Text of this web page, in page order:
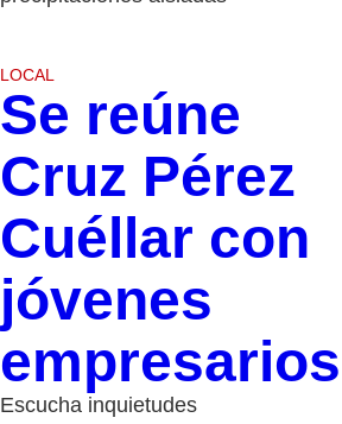
LOCAL
Se reúne
Cruz Pérez
Cuéllar con
jóvenes
empresarios
Escucha inquietudes